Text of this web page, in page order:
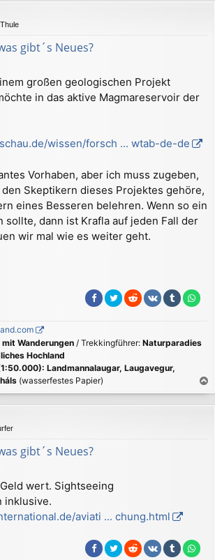
c
gibt´s Neues?
großen geologischen Projekt
in das aktive Magmareservoir der
wissen/forsch ... wtab-de-de
Vorhaben, aber ich muss zugeben,
Skeptikern dieses Projektes gehöre,
eines Besseren belehren. Wenn so ein
sollte, dann ist Krafla auf jeden Fall der
wir mal wie es weiter geht.
mit Wanderungen / Trekkingführer: Naturparadies
Hochland
Landmannalaugar, Laugavegur,
(wasserfestes Papier)
a
c
gibt´s Neues?
wert. Sightseeing
inklusive.
aviati ... chung.html